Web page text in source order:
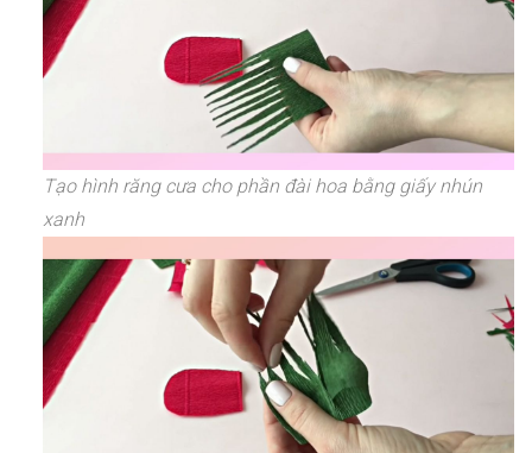
Tạo hình răng cưa cho phần đài hoa bằng giấy nhún
xanh